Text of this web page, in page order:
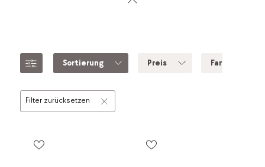
Sortierung Preis Farbe
Filter zurücksetzen